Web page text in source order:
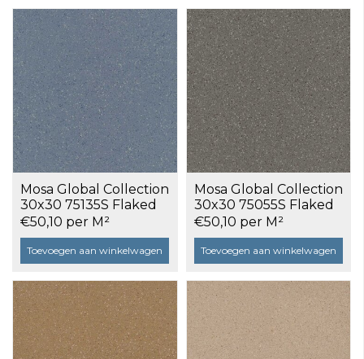
Mosa Global Collection
30x30 75135S Flaked
Aqua Blue a 1,17 m²
€50,10 per M²
Toevoegen aan winkelwagen
Mosa Global Collection
30x30 75055S Flaked
Pumice Grey a 1,17 m²
€50,10 per M²
Toevoegen aan winkelwagen